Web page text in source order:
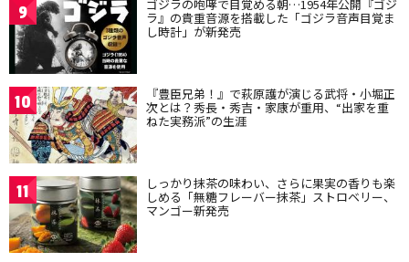
9 ゴジラの咆哮で目覚める朝…1954年公開『ゴジ
ラ』の貴重音源を搭載した「ゴジラ音声目覚ま
し時計」が新発売
10 『豊臣兄弟！』で萩原護が演じる武将・小堀正
次とは？秀長・秀吉・家康が重用、“出家を重
ねた実務派”の生涯
11 しっかり抹茶の味わい、さらに果実の香りも楽
しめる「無糖フレーバー抹茶」ストロベリー、
マンゴー新発売